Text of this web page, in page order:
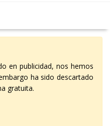
en publicidad, nos hemos
ha sido descartado
gratuita.